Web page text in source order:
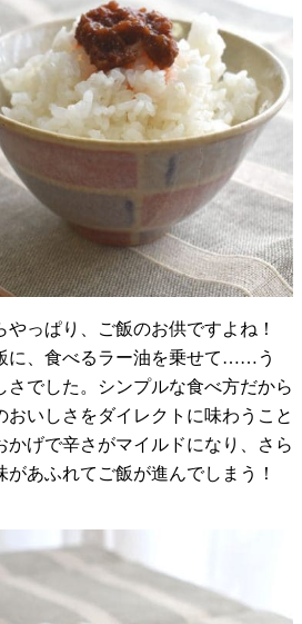
やっぱり、ご飯のお供ですよね！
に、食べるラー油を乗せて……う
さでした。シンプルな食べ方だから
おいしさをダイレクトに味わうこと
かげで辛さがマイルドになり、さら
あふれてご飯が進んでしまう！